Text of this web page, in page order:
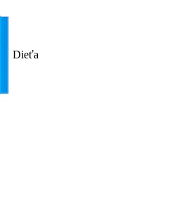
Dieťa